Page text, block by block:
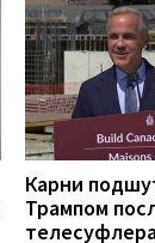
Карни
Трампом